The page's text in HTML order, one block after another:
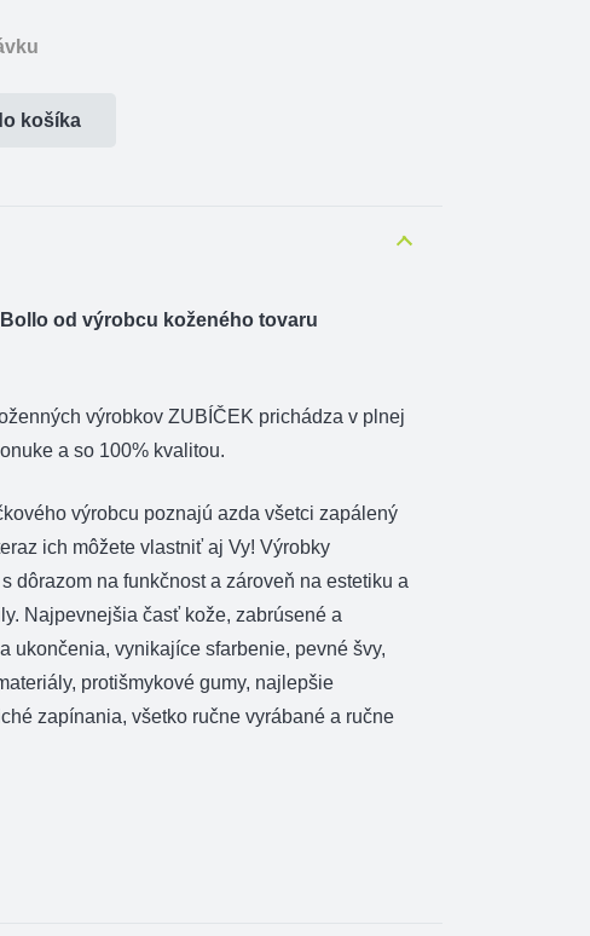
košíka
od výrobcu koženého tovaru
výrobkov ZUBÍČEK prichádza v plnej
a so 100% kvalitou.
výrobcu poznajú azda všetci zapálený
ich môžete vlastniť aj Vy! Výrobky
dôrazom na funkčnost a zároveň na estetiku a
Najpevnejšia časť kože, zabrúsené a
ukončenia, vynikajíce sfarbenie, pevné švy,
protišmykové gumy, najlepšie
zapínania, všetko ručne vyrábané a ručne